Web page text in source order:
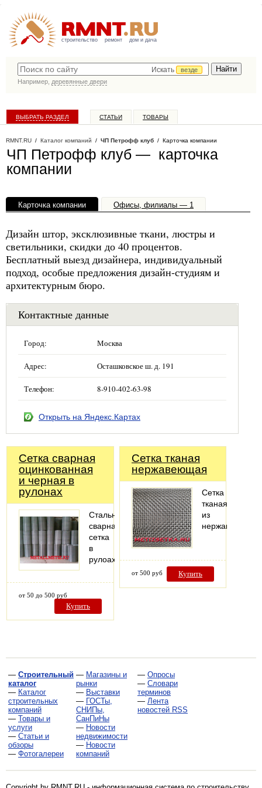
строительство ремонт дом и дача
Искать
везде
Например, деревянные двери
ВЫБРАТЬ РАЗДЕЛ СТАТЬИ ТОВАРЫ
RMNT.RU / Каталог компаний / ЧП Петрофф клуб / Карточка компании
ЧП Петрофф клуб — карточка
компании
Карточка компании Офисы, филиалы — 1
Дизайн штор, эксклюзивные ткани, люстры и
светильники, скидки до 40 процентов.
Бесплатный выезд дизайнера, индивидуальный
подход, особые предложения дизайн-студиям и
архитектурным бюро.
Контактные данные
Город: Москва
Адрес: Осташковское ш. д. 191
Телефон: 8-910-402-63-98
Открыть на Яндекс.Картах
Сетка сварная
оцинкованная
и черная в
рулонах
Стальная
сварная
сетка
в
рулоах
от 50 до 500 руб
Купить
Сетка тканая
нержавеющая
Сетка
тканая
из
нержавейки
от 500 руб Купить
— Строительный
каталог
— Каталог
строительных
компаний
— Товары и
услуги
— Статьи и
обзоры
— Фотогалереи
— Магазины и
рынки
— Выставки
— ГОСТы,
СНИПы,
СанПиНы
— Новости
недвижимости
— Новости
компаний
— Опросы
— Словари
терминов
— Лента
новостей RSS